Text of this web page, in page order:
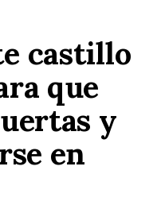
castillo
que
y
en